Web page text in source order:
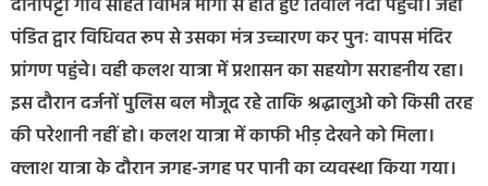
दीनापट्टी गांव सहित विभिन्न मार्गो से होते हुए तिवाले नदी पहुंचा। जहां
पंडित द्वार विधिवत रूप से उसका मंत्र उच्चारण कर पुनः वापस मंदिर
प्रांगण पहुंचे। वही कलश यात्रा में प्रशासन का सहयोग सराहनीय रहा।
इस दौरान दर्जनों पुलिस बल मौजूद रहे ताकि श्रद्धालुओ को किसी तरह
की परेशानी नहीं हो। कलश यात्रा में काफी भीड़ देखने को मिला।
क्लाश यात्रा के दौरान जगह-जगह पर पानी का व्यवस्था किया गया।